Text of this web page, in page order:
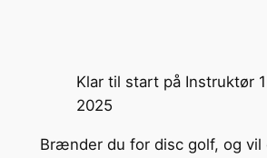
Klar til start på Instruktør
2025
Brænder du for disc golf, og vil